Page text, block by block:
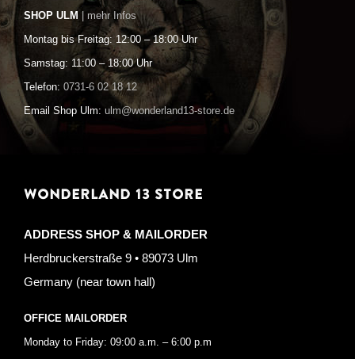
SHOP ULM | mehr Infos
Montag bis Freitag: 12:00 – 18:00 Uhr
Samstag: 11:00 – 18:00 Uhr
Telefon: 0731-6 02 18 12
Email Shop Ulm: ulm@wonderland13-store.de
WONDERLAND 13 STORE
ADDRESS SHOP & MAILORDER
Herdbruckerstraße 9 • 89073 Ulm
Germany (near town hall)
OFFICE MAILORDER
Monday to Friday: 09:00 a.m. – 6:00 p.m